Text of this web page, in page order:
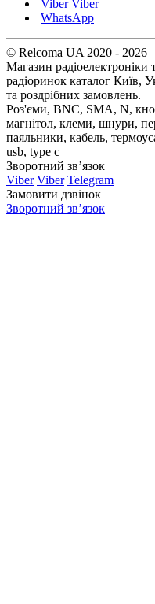
Viber Viber
WhatsApp
© Relcoma UA 2020 - 2026
Магазин
радіоринок каталог Київ,
та роздрібних замовлень.
Роз'єми, BNC, SMA, N,
магнітол, клеми, шнури,
паяльники, кабель,
usb, type c
Зворотний зв’язок
Viber Viber Telegram
Замовити дзвінок
Зворотний зв’язок